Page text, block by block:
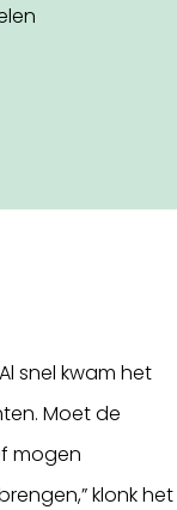
snel kwam het
Moet de
mogen
klonk het